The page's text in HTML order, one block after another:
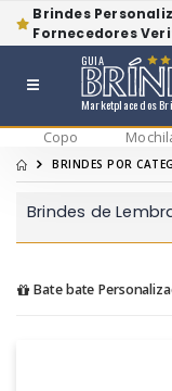
Brindes
Fornecedores
Marketplace dos
GUIA
Copo
BRINDES POR
Brindes de
Bate bate